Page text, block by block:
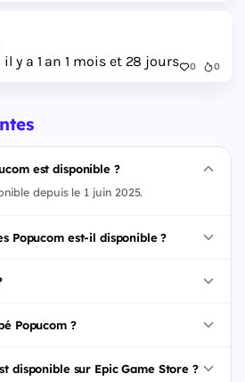
y a 1 an 1 mois et 28 jours 0 0
est disponible ?
depuis le 1 juin 2025.
Popucom est-il disponible ?
Popucom ?
disponible sur Epic Game Store ?